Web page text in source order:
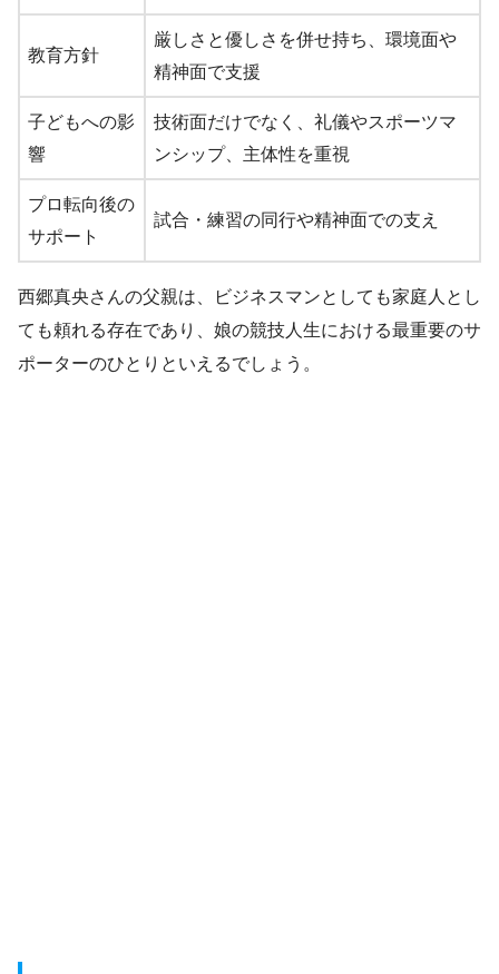
教育方針
厳しさと優しさを併せ持ち、環境面や
精神面で支援
子どもへの影
響
技術面だけでなく、礼儀やスポーツマ
ンシップ、主体性を重視
プロ転向後の
サポート
試合・練習の同行や精神面での支え
西郷真央さんの父親は、ビジネスマンとしても家庭人とし
ても頼れる存在であり、娘の競技人生における最重要のサ
ポーターのひとりといえるでしょう。